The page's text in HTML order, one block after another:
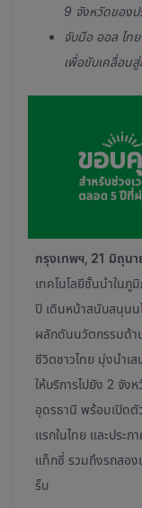
9 จังหวัดของป
จับมือ ออล ไท
เพื่อขับเคลื่อน
กรุงเทพฯ, 21 มิถุน
เทคโนโลยีชั้นนำในภู
ปี เดินหน้าสนับสนุนน
ผลักดันนวัตกรรมด้า
ชีวิตชาวไทย มุ่งนำเ
ให้บริการไปยัง 2 จัง
อุดรธานี พร้อมเปิดตั
แรกในไทย และประ
แท็กซี่ รวมถึงรถสอง
ร็บ